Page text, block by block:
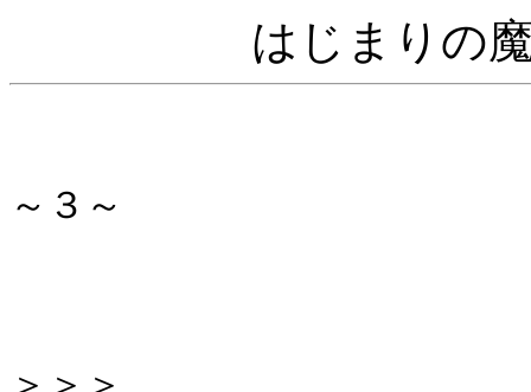
はじまりの
～３～